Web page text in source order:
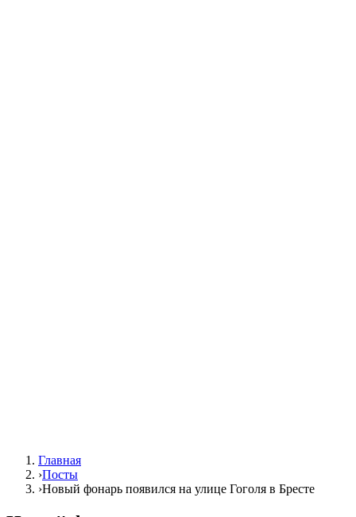
Главная
›Посты
›Новый фонарь появился на улице Гоголя в Бресте